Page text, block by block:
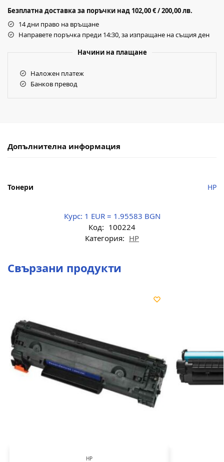
Безплатна доставка за поръчки над 102,00 € / 200,00 лв.
14 дни право на връщане
Направете поръчка преди 14:30, за изпращане на същия ден
Начини на плащане
Наложен платеж
Банков превод
Допълнителна информация
Тонери HP
Курс: 1 EUR = 1.95583 BGN
Код: 100224
Категория: HP
Свързани продукти
HP